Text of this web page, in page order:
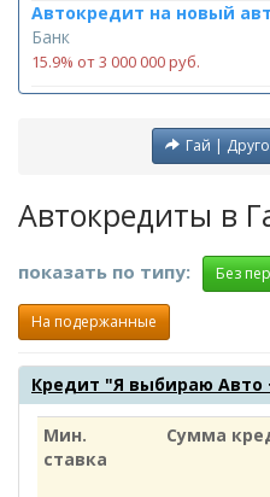
Автокредит на новый
Банк
15.9% от 3 000 000 руб.
Гай |
Автокредиты в
показать по типу: Без
На подержанные
Кредит "Я выбираю Авто
Мин.
ставка
Сумма